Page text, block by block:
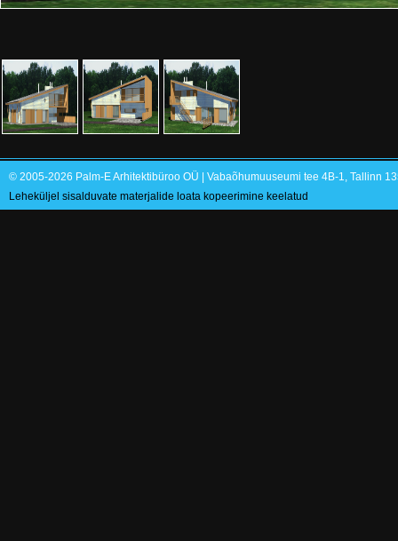
© 2005-2026 Palm-E Arhitektibüroo OÜ | Vabaõhumuuseumi tee 4B-1, Tallinn
Leheküljel sisalduvate materjalide loata kopeerimine keelatud